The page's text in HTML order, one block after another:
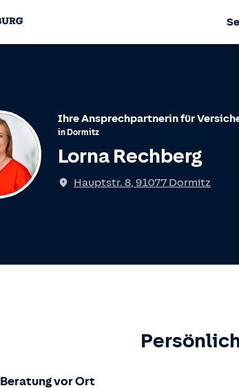
Ihre Ansprechpartnerin für
in Dormitz
Lorna Rechberg
Hauptstr. 8, 91077 Dormitz
Beratung vor Ort